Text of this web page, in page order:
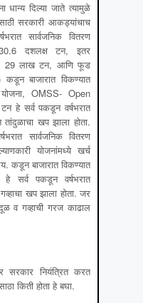
धान्य दिल्या जाते त्यामुळे
सरकारी आकड्यांचाच
सार्वजनिक वितरण
दशलक्ष टन, इतर
29 लाख टन, आणि फूड
बाजारात विकण्यात
OMSS- Open
हे सर्व पकडून वर्षभरात
खप झाला होता.
सार्वजनिक वितरण
योजनांमध्ये खर्च
बाजारात विकण्यात
पकडून वर्षभरात
खप झाला होता. जर
व गव्हाची गरज काढाल
नियंत्रित करत
किती होता हे बघा.